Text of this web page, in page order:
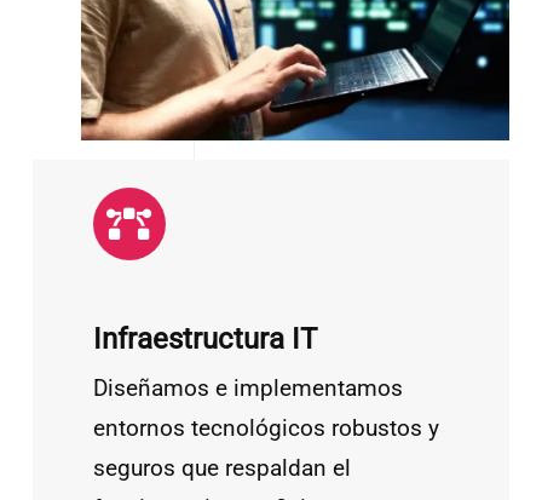
Infraestructura IT
Diseñamos e implementamos
entornos tecnológicos robustos y
seguros que respaldan el